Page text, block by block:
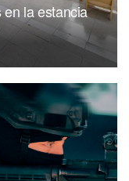
la estancia